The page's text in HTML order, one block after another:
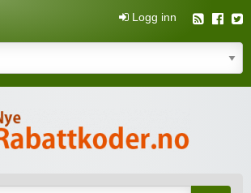
Logg inn